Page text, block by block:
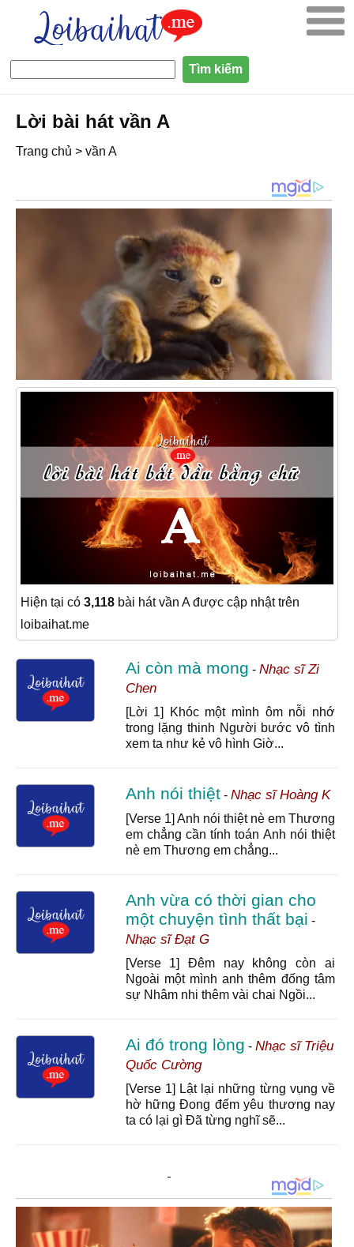
Lời bài hát vần A
Trang chủ > vần A
Hiện tại có 3,118 bài hát vần A được cập nhật trên
loibaihat.me
Ai còn mà mong - Nhạc sĩ Zi
Chen
[Lời 1] Khóc một mình ôm nỗi nhớ
trong lặng thinh Người bước vô tình
xem ta như kẻ vô hình Giờ...
Anh nói thiệt- Nhạc sĩ Hoàng K
[Verse 1] Anh nói thiệt nè em Thương
em chẳng cần tính toán Anh nói thiệt
nè em Thương em chẳng...
Anh vừa có thời gian cho
một chuyện tình thất bại -
Nhạc sĩ Đạt G
[Verse 1] Đêm nay không còn ai
Ngoài một mình anh thêm đống tâm
sự Nhâm nhi thêm vài chai Ngồi...
Ai đó trong lòng - Nhạc sĩ Triệu
Quốc Cường
[Verse 1] Lật lại những từng vụng về
hờ hững Đong đếm yêu thương nay
ta có lại gì Đã từng nghĩ sẽ...